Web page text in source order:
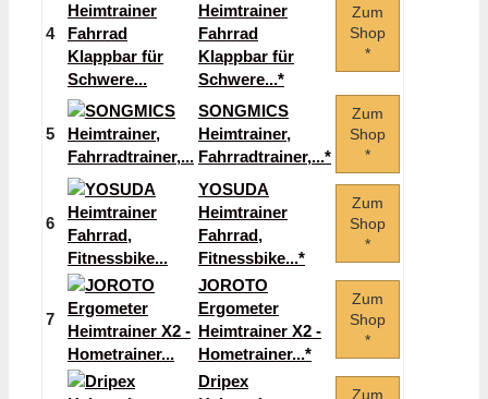
4
Heimtrainer
Fahrrad
Klappbar für
Schwere...*
Zum
Shop
*
5
SONGMICS
Heimtrainer,
Fahrradtrainer,...*
Zum
Shop
*
6
YOSUDA
Heimtrainer
Fahrrad,
Fitnessbike...*
Zum
Shop
*
7
JOROTO
Ergometer
Heimtrainer X2 -
Hometrainer...*
Zum
Shop
*
Dripex
Zum